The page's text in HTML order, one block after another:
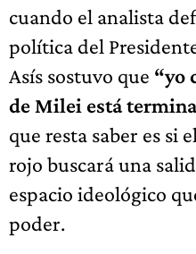
cuando el analista
política del
Asís sostuvo que “yo
de Milei está
que resta saber es si
rojo buscará una
espacio ideológico
poder.